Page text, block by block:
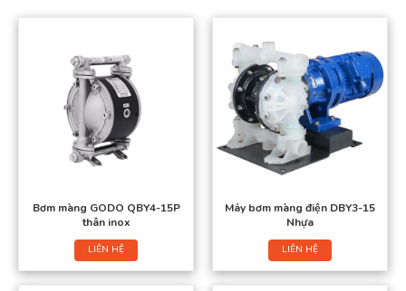
Bơm màng GODO QBY4-15P
thân inox
LIÊN HỆ
Máy bơm màng điện DBY3-15
Nhựa
LIÊN HỆ